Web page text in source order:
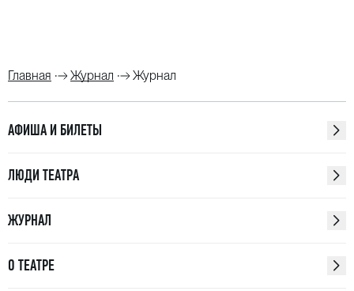
Главная Журнал Журнал
АФИША И БИЛЕТЫ
ЛЮДИ ТЕАТРА
ЖУРНАЛ
О ТЕАТРЕ